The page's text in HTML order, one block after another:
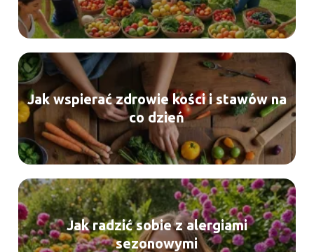
Jak wspierać zdrowie kości i stawów na
co dzień
Jak radzić sobie z alergiami
sezonowymi